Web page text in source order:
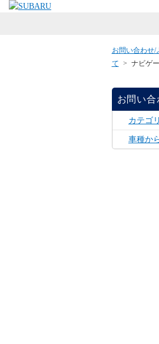
お問い合わせ/
て > ナビゲ
お問い
カテゴ
車種か